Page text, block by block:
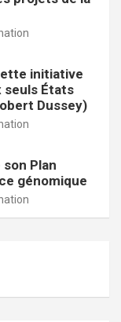
initiative
seuls États
Dussey)
Plan
génomique